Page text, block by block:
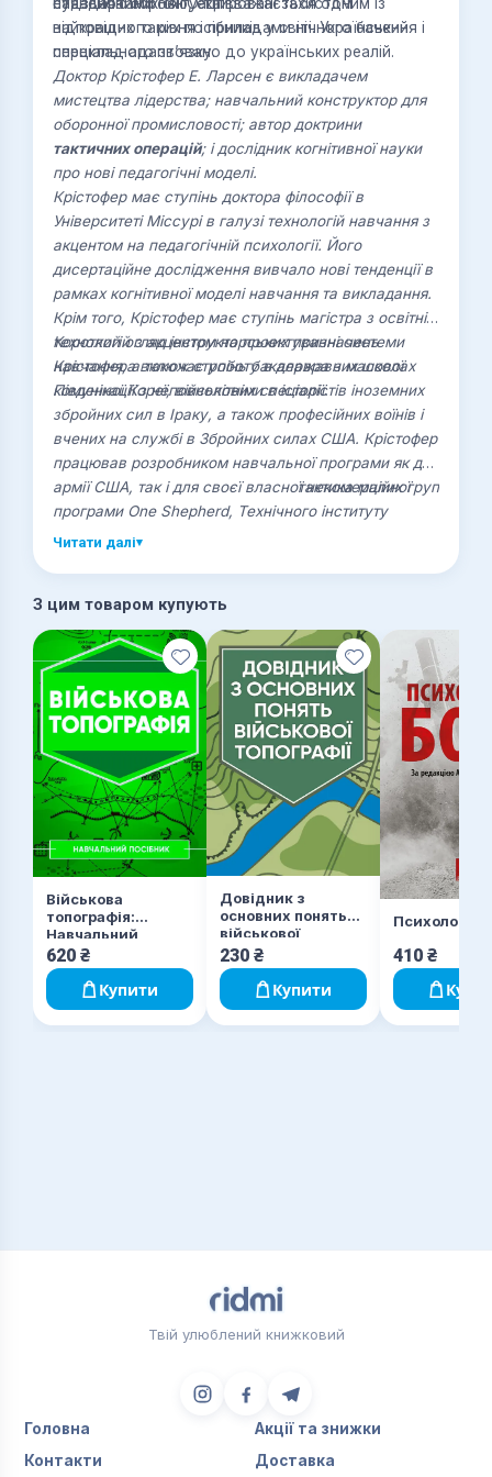
відповідного рівня і приладами нічного бачення і
спеціального зв’язку.
найкращих таких посібників у світі. Український
переклад адаптовано до українських реалій.
Доктор Крістофер Е. Ларсен є викладачем
мистецтва лідерства; навчальний конструктор для
оборонної промисловості; автор доктрини
тактичних операцій; і дослідник когнітивної науки
про нові педагогічні моделі.
Крістофер має ступінь доктора філософії в
Університеті Міссурі в галузі технологій навчання з
акцентом на педагогічній психології. Його
дисертаційне дослідження вивчало нові тенденції в
рамках когнітивної моделі навчання та викладання.
Крім того, Крістофер має ступінь магістра з освітніх
технологій з акцентом на проектуванні системи
навчання, а також ступінь бакалавра з масової
комунікації з неповнолітніми в історії.
Короткий огляд інструкторських призначень
Крістофера включає роботу в державних школах
Південної Кореї, військових спеціалістів іноземних
збройних сил в Іраку, а також професійних воїнів і
вчених на службі в Збройних силах США. Крістофер
працював розробником навчальної програми як для
армії США, так і для своєї власної некомерційної
програми One Shepherd, Технічного інституту
лідерства. Ці проекти включали розробку живого,
тактика малих груп
Читати далі▾
З цим товаром купують
Військова
топографія:
Навчальний
посібник
620 ₴
Купити
Довідник з
основних понять
військової
топографії
230 ₴
Купити
Психологія
410 ₴
Твій улюблений книжковий
Головна
Акції та знижки
Контакти
Доставка